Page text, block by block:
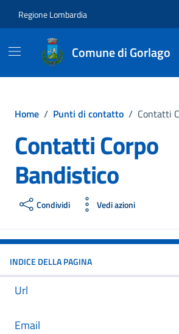
Regione Lombardia
Comune di Gorlago
Home / Punti di contatto / Contatti
Contatti Corpo
Bandistico
Condividi Vedi azioni
INDICE DELLA PAGINA
Url
Email